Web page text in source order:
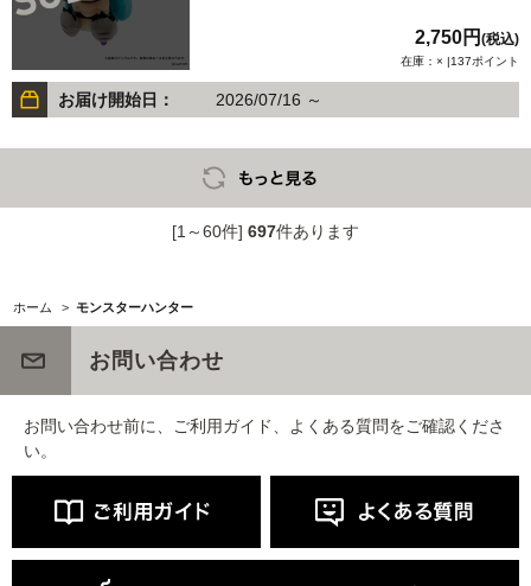
2,750円 (税込)
在庫：× |137ポイント
お届け開始日： 2026/07/16 ～
[1～60件] 697件あります
ホーム > モンスターハンター
お問い合わせ
お問い合わせ前に、ご利用ガイド、よくある質問をご確認くださ
い。